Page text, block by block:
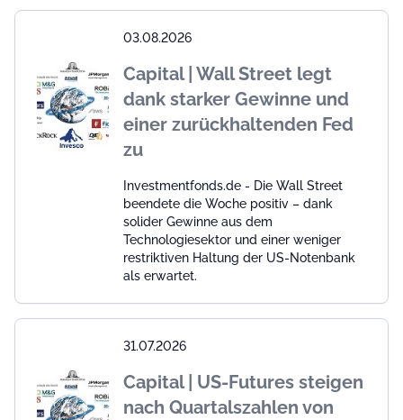
03.08.2026
Capital | Wall Street legt
dank starker Gewinne und
einer zurückhaltenden Fed
zu
Investmentfonds.de - Die Wall Street
beendete die Woche positiv – dank
solider Gewinne aus dem
Technologiesektor und einer weniger
restriktiven Haltung der US-Notenbank
als erwartet.
31.07.2026
Capital | US-Futures steigen
nach Quartalszahlen von